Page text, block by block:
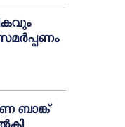
ബാങ്ക്